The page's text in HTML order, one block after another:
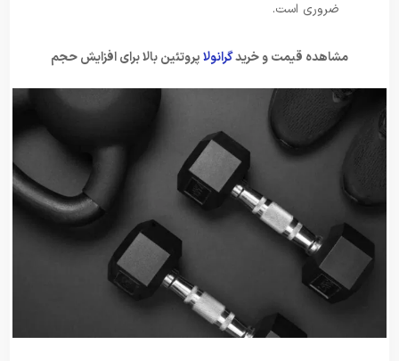
ضروری است.
مشاهده قیمت و خریدگرانولاپروتئین بالا برای افزایش حجم